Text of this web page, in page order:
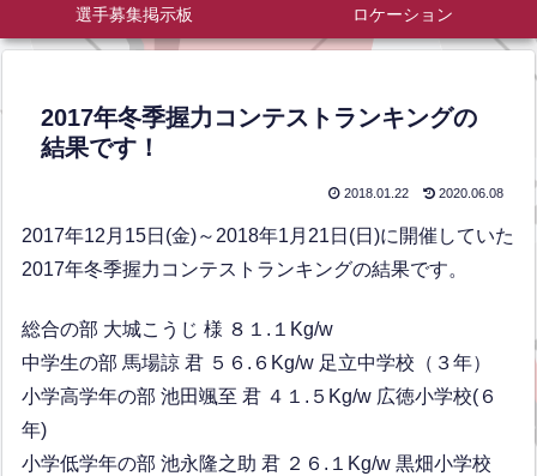
選手募集掲示板 ロケーション
2017年冬季握力コンテストランキングの
結果です！
2018.01.22 2020.06.08
2017年12月15日(金)～2018年1月21日(日)に開催していた
2017年冬季握力コンテストランキングの結果です。
総合の部 大城こうじ 様 ８１.１Kg/w
中学生の部 馬場諒 君 ５６.６Kg/w 足立中学校（３年）
小学高学年の部 池田颯至 君 ４１.５Kg/w 広徳小学校(６
年)
小学低学年の部 池永隆之助 君 ２６.１Kg/w 黒畑小学校